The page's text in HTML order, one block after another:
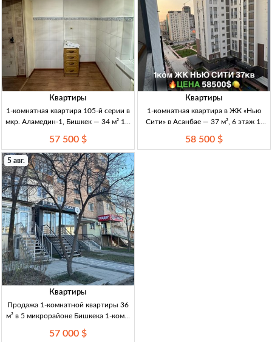
Квартиры
1-комнатная квартира 105-й серии в
мкр. Аламедин-1, Бишкек — 34 м² 1-к
Аламедин-1, ц/о, св/газ/вода, с/у
совм., частичный ремонт,
57 500 $
Квартиры
1-комнатная квартира в ЖК «Нью
Сити» в Асанбае — 37 м², 6 этаж 1-
37 м², 6/12 эт., элитка, ПСО, газ,
58 500 $
5 авг.
Квартиры
Продажа 1-комнатной квартиры 36
м² в 5 микрорайоне Бишкека 1-комн.
план., рем., раздельный с/у, 5 мкр.,
57 000 $